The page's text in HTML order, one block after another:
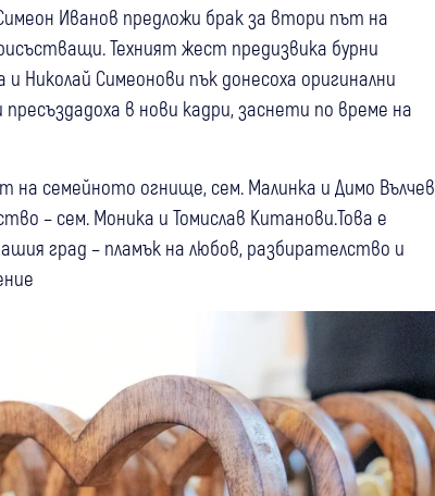
Иванов предложи брак за втори път на
Техният жест предизвика бурни
Николай Симеонови пък донесоха оригинални
в нови кадри, заснети по време на
на семейното огнище, сем. Малинка и Димо Вълчев
– сем. Моника и Томислав Китанови.Това е
град – пламък на любов, разбирателство и